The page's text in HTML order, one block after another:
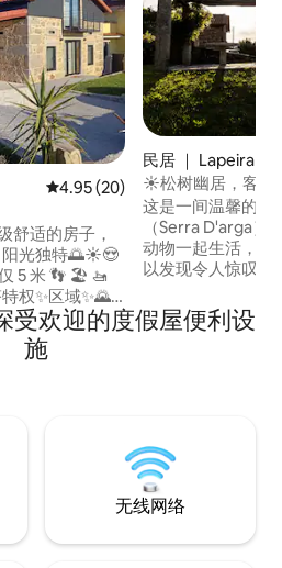
平均评分 4.95 分（满分 5 分）
4.95 (20)
舒适的房子，
光独特🌅☀️😍
5 米 👣 🏖️ 🚤
权✨区域✨🌄
中央暖气、两
民居 ｜ Lapeira
☀️松树幽居，客
这是一间温馨的房
（Serra D'arga）
动物一起生活，可
以发现令人惊叹的
空气，在这里，您
话。 距离Viana
受欢迎的度假屋便利设
施
无线网络